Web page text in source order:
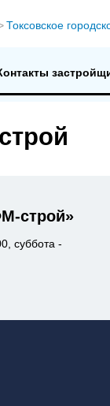
Токсовское
строй»
суббота -